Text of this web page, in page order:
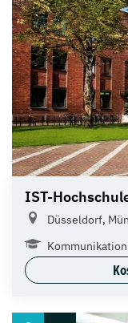
IST-
Düsseldorf,